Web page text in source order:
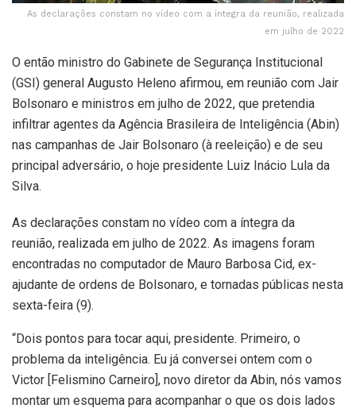
As declarações constam no vídeo com a íntegra da reunião, realizada
em julho de 2022
O então ministro do Gabinete de Segurança Institucional
(GSI) general Augusto Heleno afirmou, em reunião com Jair
Bolsonaro e ministros em julho de 2022, que pretendia
infiltrar agentes da Agência Brasileira de Inteligência (Abin)
nas campanhas de Jair Bolsonaro (à reeleição) e de seu
principal adversário, o hoje presidente Luiz Inácio Lula da
Silva.
As declarações constam no vídeo com a íntegra da
reunião, realizada em julho de 2022. As imagens foram
encontradas no computador de Mauro Barbosa Cid, ex-
ajudante de ordens de Bolsonaro, e tornadas públicas nesta
sexta-feira (9).
“Dois pontos para tocar aqui, presidente. Primeiro, o
problema da inteligência. Eu já conversei ontem com o
Victor [Felismino Carneiro], novo diretor da Abin, nós vamos
montar um esquema para acompanhar o que os dois lados